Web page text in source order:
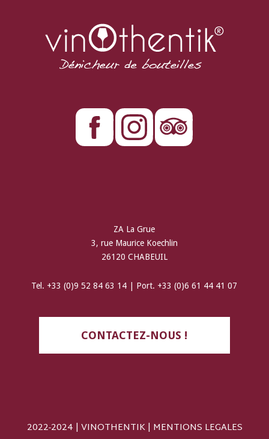
ZA La Grue
3, rue Maurice Koechlin
26120 CHABEUIL
Tel. +33 (0)9 52 84 63 14 | Port. +33 (0)6 61 44 41 07
CONTACTEZ-NOUS !
2022-2024 | VINOTHENTIK | MENTIONS LEGALES